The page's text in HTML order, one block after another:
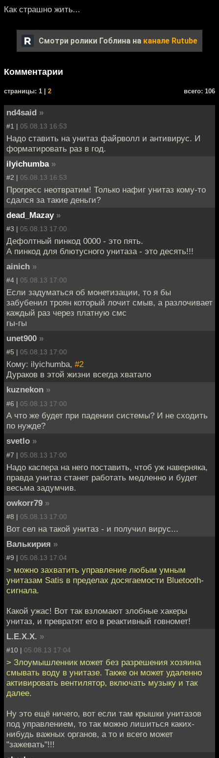
Как страшно жить...
Смотри ролики Гоблина на канале Rutube
Комментарии
cтраницы: 1 | 2 всего: 106
nd4said »
#1 | 05.08.13 16:53
Надо ставить на унитаз файрволл и антивирус. И
форматировать раз в год.
ilyichumba »
#2 | 05.08.13 16:53
Прогресс неотвратим! Только нафиг унитаз кому-то
сдался за такие деньги?
dead_Mazay »
#3 | 05.08.13 17:00
Дефолтный пинкод 0000 - это пять.
А пинкод для блютусного унитаза - это десять!!!
ainich »
#4 | 05.08.13 17:00
Если задуматься об монетизации, то я бы
забубенил троян который лочит смыв, а разлочивает
каждый раз через платную смс
гы-гы
unet900 »
#5 | 05.08.13 17:00
Кому: ilyichumba, #2
Дураков в этой жизни всегда хватало
kuznekon »
#6 | 05.08.13 17:00
А что же будет при падении системы? И не сходить
по нужде?
svetlo »
#7 | 05.08.13 17:00
Надо каспера на него поставить, чтоб уж наверняка,
правда унитаз станет работать медленно и будет
весьма задумчив.
owkorr79 »
#8 | 05.08.13 17:00
Вот сел на такой унитаз - и получил вирус...
Валькирия »
#9 | 05.08.13 17:04
> можно захватить управление любым умным
унитазам Satis в пределах досягаемости Bluetooth-
сигнала.
Какой ужас! Вот так взломают злобные хакеры
унитаз, и превратят его в реактивный говномет!
L.E.X.X. »
#10 | 05.08.13 17:04
> Злоумышленник может без разрешения хозяина
смывать воду в унитазе. Также он может удаленно
активировать вентилятор, включать музыку и так
далее.
Ну это ещё ничего, вот если там крышки унитазов
под управлением, то так можно лишиться каких-
нибудь важных органов, а то и всего может
"зажевать"!!!